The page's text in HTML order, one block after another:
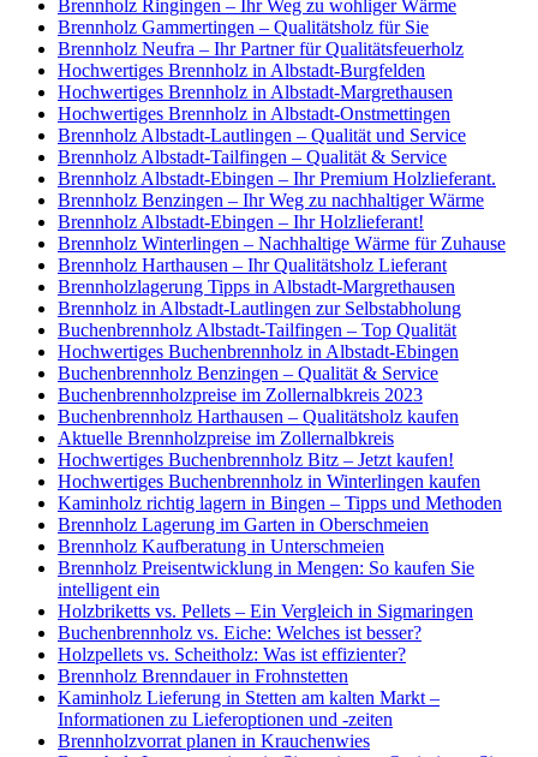
Brennholz Ringingen – Ihr Weg zu wohliger Wärme
Brennholz Gammertingen – Qualitätsholz für Sie
Brennholz Neufra – Ihr Partner für Qualitätsfeuerholz
Hochwertiges Brennholz in Albstadt-Burgfelden
Hochwertiges Brennholz in Albstadt-Margrethausen
Hochwertiges Brennholz in Albstadt-Onstmettingen
Brennholz Albstadt-Lautlingen – Qualität und Service
Brennholz Albstadt-Tailfingen – Qualität & Service
Brennholz Albstadt-Ebingen – Ihr Premium Holzlieferant.
Brennholz Benzingen – Ihr Weg zu nachhaltiger Wärme
Brennholz Albstadt-Ebingen – Ihr Holzlieferant!
Brennholz Winterlingen – Nachhaltige Wärme für Zuhause
Brennholz Harthausen – Ihr Qualitätsholz Lieferant
Brennholzlagerung Tipps in Albstadt-Margrethausen
Brennholz in Albstadt-Lautlingen zur Selbstabholung
Buchenbrennholz Albstadt-Tailfingen – Top Qualität
Hochwertiges Buchenbrennholz in Albstadt-Ebingen
Buchenbrennholz Benzingen – Qualität & Service
Buchenbrennholzpreise im Zollernalbkreis 2023
Buchenbrennholz Harthausen – Qualitätsholz kaufen
Aktuelle Brennholzpreise im Zollernalbkreis
Hochwertiges Buchenbrennholz Bitz – Jetzt kaufen!
Hochwertiges Buchenbrennholz in Winterlingen kaufen
Kaminholz richtig lagern in Bingen – Tipps und Methoden
Brennholz Lagerung im Garten in Oberschmeien
Brennholz Kaufberatung in Unterschmeien
Brennholz Preisentwicklung in Mengen: So kaufen Sie
intelligent ein
Holzbriketts vs. Pellets – Ein Vergleich in Sigmaringen
Buchenbrennholz vs. Eiche: Welches ist besser?
Holzpellets vs. Scheitholz: Was ist effizienter?
Brennholz Brenndauer in Frohnstetten
Kaminholz Lieferung in Stetten am kalten Markt –
Informationen zu Lieferoptionen und -zeiten
Brennholzvorrat planen in Krauchenwies